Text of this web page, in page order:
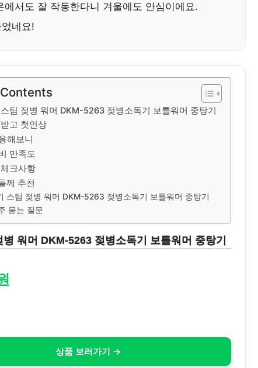
서도 잘 작동한다니 겨울에도 안심이에요.
네요!
팀 젖병 워머 DKM-5263 젖병소독기 보틀워머 중탕기
고 첫인상
해보니
만족도
크사항
께 추천
스팀 젖병 워머 DKM-5263 젖병소독기 보틀워머 중탕기
묻는 질문
병 워머 DKM-5263 젖병소독기 보틀워머 중탕기
상품 보러가기 →